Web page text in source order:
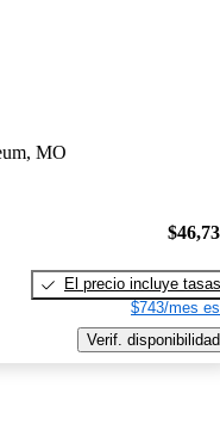
MO
El precio incluye tasas
$743/mes
Verif. disponibilidad